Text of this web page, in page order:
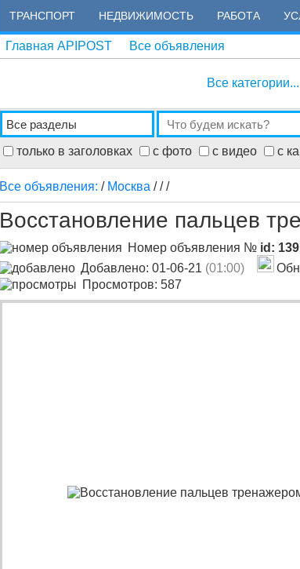
ТРАНСПОРТ НЕДВИЖИМОСТЬ РАБОТА
Главная APIPOST Все объявления
Все категории...
только в заголовках с фото с видео с
Все объявления: / Москва ///
Восстановление пальцев
Номер объявления № id:
Добавлено: 01-06-21 (01:00)
Просмотров: 587